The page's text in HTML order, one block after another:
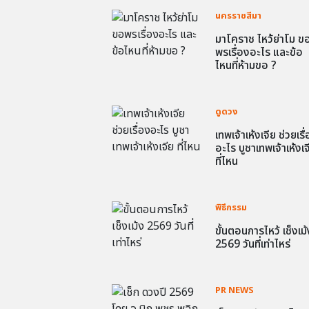
นครราชสีมา
มาโคราช ไหว้ย่าโม ข
พรเรื่องอะไร และข้อ
ไหนที่ห้ามขอ ?
ดูดวง
เทพเจ้าเห้งเจีย ช่วยเ
อะไร บูชาเทพเจ้าเห้งเ
ที่ไหน
พิธีกรรม
ขั้นตอนการไหว้ เช็งเ
2569 วันที่เท่าไหร่
PR NEWS